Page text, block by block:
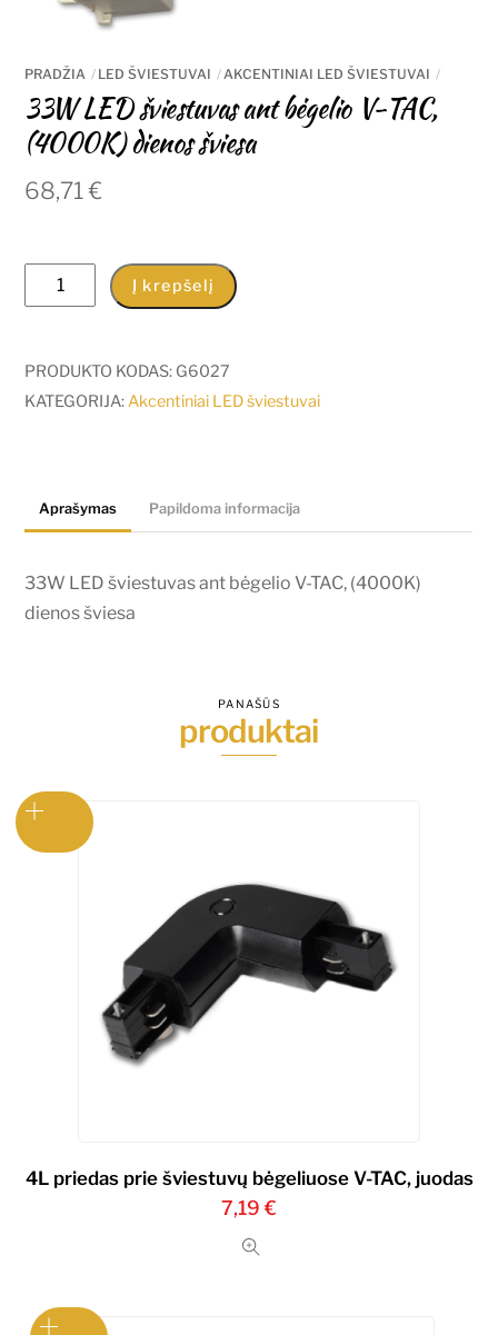
PRADŽIA LED ŠVIESTUVAI AKCENTINIAI LED ŠVIESTUVAI
33W LED šviestuvas ant bėgelio V-TAC,
(4000K) dienos šviesa
68,71€
produkto
kiekis:
LED
šviestuvas
TAC,
dienos
šviesa
Į krepšelį
PRODUKTO KODAS: G6027
KATEGORIJA:Akcentiniai LED šviestuvai
Aprašymas Papildoma informacija
33W LED šviestuvas ant bėgelio V-TAC, (4000K)
dienos šviesa
PANAŠŪS
produktai
4L priedas prie šviestuvų bėgeliuose V-TAC, juodas
7,19 €